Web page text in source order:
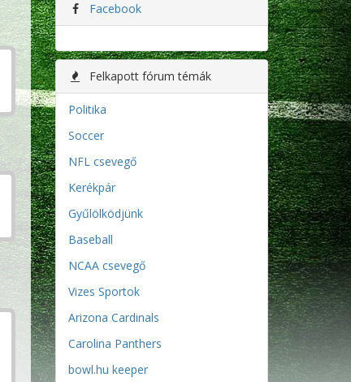
Facebook
Felkapott fórum témák
Politika
Soccer
NFL csevegő
Kerékpár
Gyűlölködjünk
Baseball
NCAA csevegő
Vizes Sportok
Arizona Cardinals
Carolina Panthers
bowl.hu keeper